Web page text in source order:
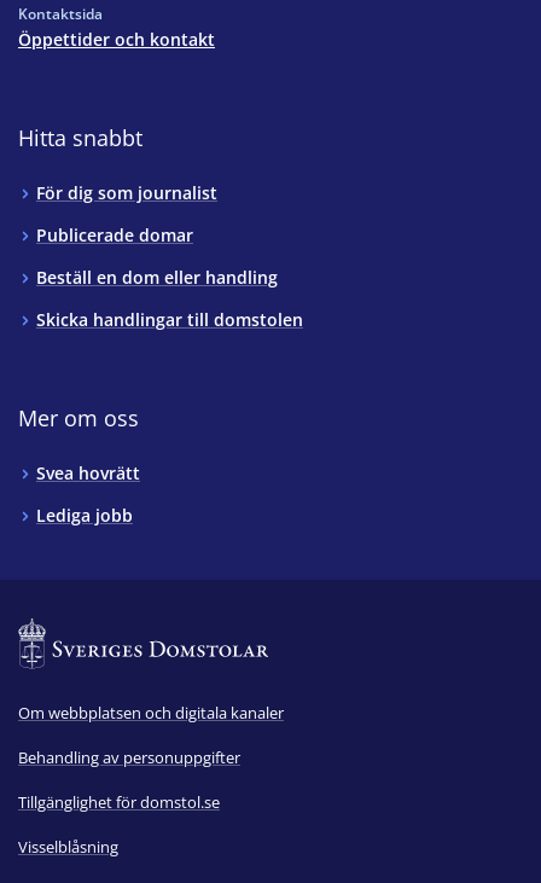
Kontaktsida
Öppettider och kontakt
Hitta snabbt
För dig som journalist
Publicerade domar
Beställ en dom eller handling
Skicka handlingar till domstolen
Mer om oss
Svea hovrätt
Lediga jobb
Om webbplatsen och digitala kanaler
Behandling av personuppgifter
Tillgänglighet för domstol.se
Visselblåsning